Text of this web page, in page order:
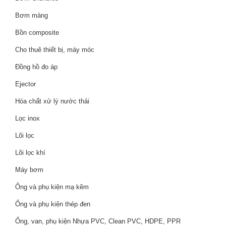
Bơm màng
Bồn composite
Cho thuê thiết bị, máy móc
Đồng hồ đo áp
Ejector
Hóa chất xử lý nước thải
Lọc inox
Lõi lọc
Lõi lọc khí
Máy bơm
Ống và phụ kiện mạ kẽm
Ống và phụ kiện thép đen
Ống, van, phụ kiện Nhựa PVC, Clean PVC, HDPE, PPR